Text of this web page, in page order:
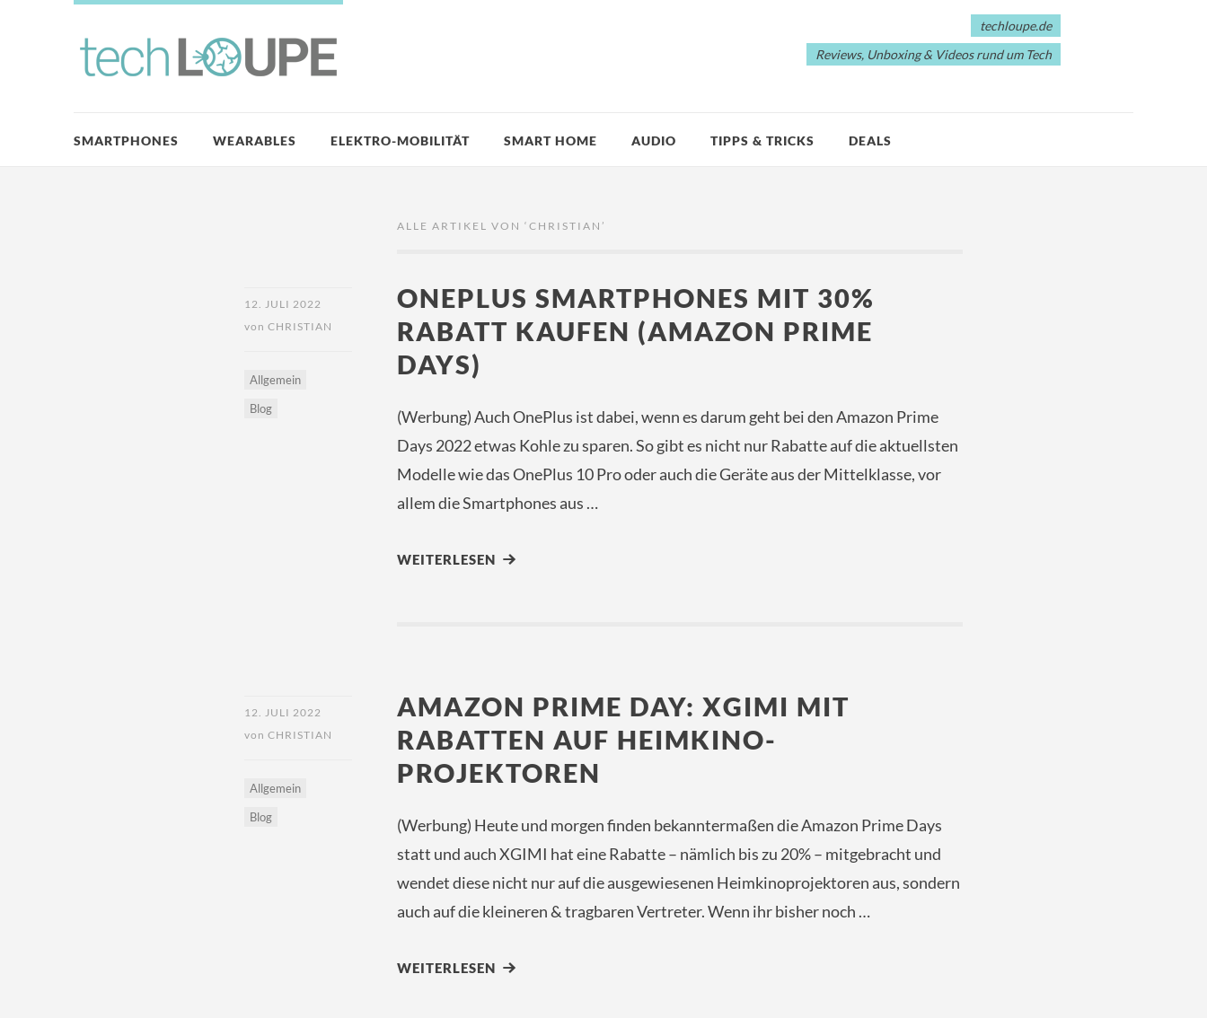
techloupe.de
Reviews, Unboxing & Videos rund um Tech
SMARTPHONES WEARABLES ELEKTRO-MOBILITÄT SMART HOME AUDIO TIPPS & TRICKS DEALS
ALLE ARTIKEL VON ‘ CHRISTIAN ’
12. JULI 2022
von CHRISTIAN
Allgemein
Blog
ONEPLUS SMARTPHONES MIT 30%
RABATT KAUFEN (AMAZON PRIME
DAYS)
(Werbung) Auch OnePlus ist dabei, wenn es darum geht bei den Amazon Prime
Days 2022 etwas Kohle zu sparen. So gibt es nicht nur Rabatte auf die aktuellsten
Modelle wie das OnePlus 10 Pro oder auch die Geräte aus der Mittelklasse, vor
allem die Smartphones aus …
WEITERLESEN
12. JULI 2022
von CHRISTIAN
Allgemein
Blog
AMAZON PRIME DAY: XGIMI MIT
RABATTEN AUF HEIMKINO-
PROJEKTOREN
(Werbung) Heute und morgen finden bekanntermaßen die Amazon Prime Days
statt und auch XGIMI hat eine Rabatte – nämlich bis zu 20% – mitgebracht und
wendet diese nicht nur auf die ausgewiesenen Heimkinoprojektoren aus, sondern
auch auf die kleineren & tragbaren Vertreter. Wenn ihr bisher noch …
WEITERLESEN